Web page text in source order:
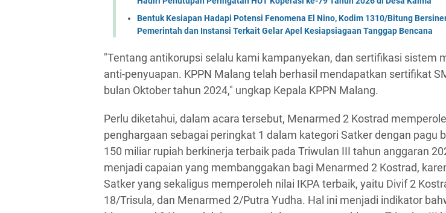
Bentuk Kesiapan Hadapi Potensi Fenomena El Nino, Kodim 1310/Bitung
Pemerintah dan Instansi Terkait Gelar Apel Kesiapsiagaan Tanggap Bencana
"Tentang antikorupsi selalu kami kampanyekan, dan sertifikasi sistem
anti-penyuapan. KPPN Malang telah berhasil mendapatkan sertifikat
bulan Oktober tahun 2024," ungkap Kepala KPPN Malang.
Perlu diketahui, dalam acara tersebut, Menarmed 2 Kostrad
penghargaan sebagai peringkat 1 dalam kategori Satker dengan pagu
150 miliar rupiah berkinerja terbaik pada Triwulan III tahun anggaran
menjadi capaian yang membanggakan bagi Menarmed 2 Kostrad,
Satker yang sekaligus memperoleh nilai IKPA terbaik, yaitu Divif 2
18/Trisula, dan Menarmed 2/Putra Yudha. Hal ini menjadi indikator